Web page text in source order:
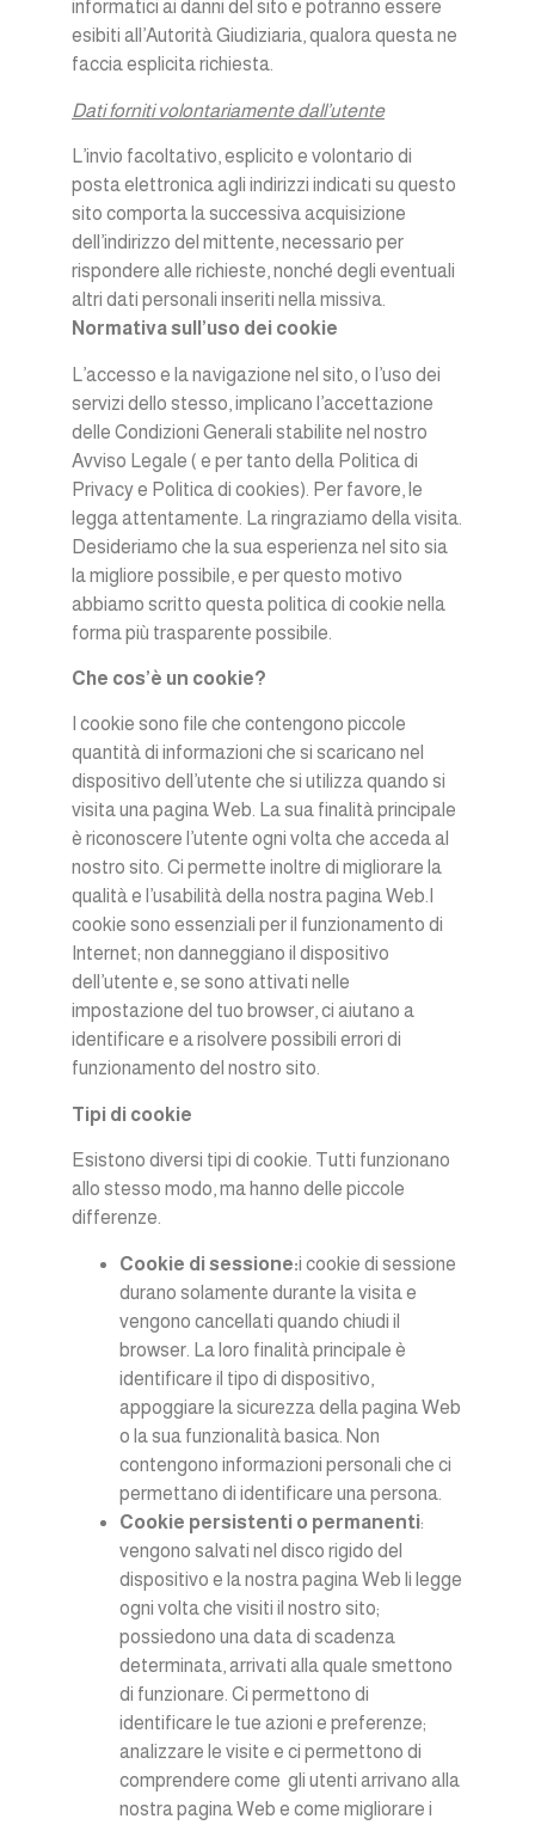
informatici ai danni del sito e potranno essere
esibiti all’Autorità Giudiziaria, qualora questa ne
faccia esplicita richiesta.
Dati forniti volontariamente dall’utente
L’invio facoltativo, esplicito e volontario di
posta elettronica agli indirizzi indicati su questo
sito comporta la successiva acquisizione
dell’indirizzo del mittente, necessario per
rispondere alle richieste, nonché degli eventuali
altri dati personali inseriti nella missiva.
Normativa sull’uso dei cookie
L’accesso e la navigazione nel sito, o l’uso dei
servizi dello stesso, implicano l’accettazione
delle Condizioni Generali stabilite nel nostro
Avviso Legale ( e per tanto della Politica di
Privacy e Politica di cookies). Per favore, le
legga attentamente. La ringraziamo della visita.
Desideriamo che la sua esperienza nel sito sia
la migliore possibile, e per questo motivo
abbiamo scritto questa politica di cookie nella
forma più trasparente possibile.
Che cos’è un cookie?
I cookie sono file che contengono piccole
quantità di informazioni che si scaricano nel
dispositivo dell’utente che si utilizza quando si
visita una pagina Web. La sua finalità principale
è riconoscere l’utente ogni volta che acceda al
nostro sito. Ci permette inoltre di migliorare la
qualità e l’usabilità della nostra pagina Web.I
cookie sono essenziali per il funzionamento di
Internet; non danneggiano il dispositivo
dell’utente e, se sono attivati nelle
impostazione del tuo browser, ci aiutano a
identificare e a risolvere possibili errori di
funzionamento del nostro sito.
Tipi di cookie
Esistono diversi tipi di cookie. Tutti funzionano
allo stesso modo, ma hanno delle piccole
differenze.
Cookie di sessione:i cookie di sessione
durano solamente durante la visita e
vengono cancellati quando chiudi il
browser. La loro finalità principale è
identificare il tipo di dispositivo,
appoggiare la sicurezza della pagina Web
o la sua funzionalità basica. Non
contengono informazioni personali che ci
permettano di identificare una persona.
Cookie persistenti o permanenti:
vengono salvati nel disco rigido del
dispositivo e la nostra pagina Web li legge
ogni volta che visiti il nostro sito;
possiedono una data di scadenza
determinata, arrivati alla quale smettono
di funzionare. Ci permettono di
identificare le tue azioni e preferenze;
analizzare le visite e ci permettono di
comprendere come gli utenti arrivano alla
nostra pagina Web e come migliorare i